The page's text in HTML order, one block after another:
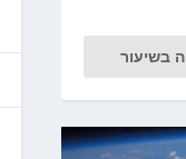
בשיעור